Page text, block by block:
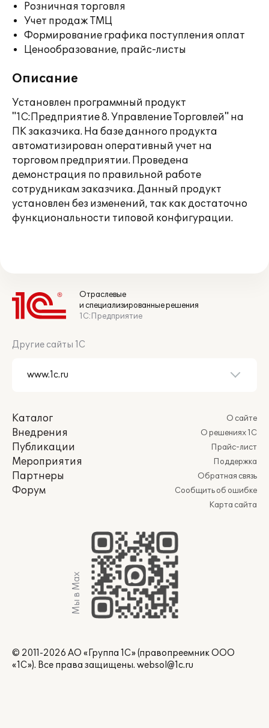
Розничная торговля
Учет продаж ТМЦ
Формирование графика поступления оплат
Ценообразование, прайс-листы
Описание
Установлен программный продукт
"1С:Предприятие 8. Управление Торговлей" на
ПК заказчика. На базе данного продукта
автоматизирован оперативный учет на
торговом предприятии. Проведена
демонстрация по правильной работе
сотрудникам заказчика. Данный продукт
установлен без изменений, так как достаточно
функциональности типовой конфигурации.
Отраслевые
и специализированные решения
1С:Предприятие
Другие сайты 1С
Каталог
Внедрения
Публикации
Мероприятия
Партнеры
Форум
О сайте
О решениях 1С
Прайс-лист
Поддержка
Обратная связь
Сообщить об ошибке
Карта сайта
Мы в Max
© 2011-2026 АО «Группа 1С» (правопреемник ООО
«1С»). Все права защищены. websol@1c.ru